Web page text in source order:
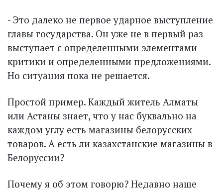
- Это далеко не первое ударное выступление
главы государства. Он уже не в первый раз
выступает с определенными элементами
критики и определенными предложениями.
Но ситуация пока не решается.
Простой пример. Каждый житель Алматы
или Астаны знает, что у нас буквально на
каждом углу есть магазины белорусских
товаров. А есть ли казахстанские магазины в
Белоруссии?
Почему я об этом говорю? Недавно наше